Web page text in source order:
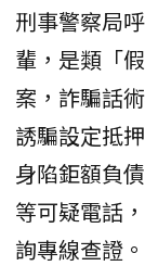
刑事警察局
輩，是類「
案，詐騙話
誘騙設定抵
身陷鉅額負
等可疑電話
詢專線查證。